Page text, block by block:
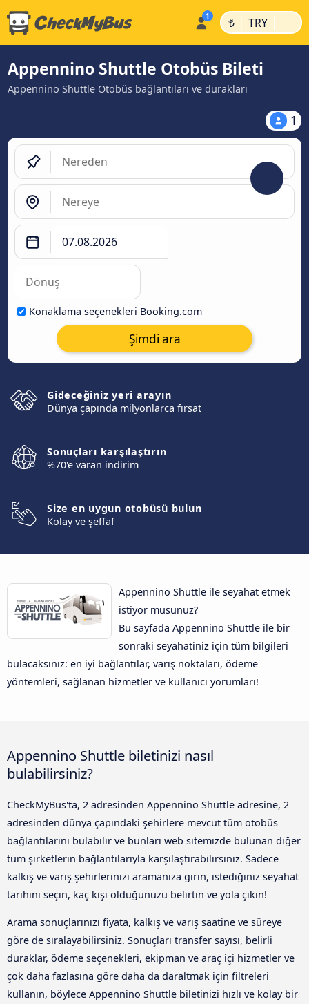
₺ | TRY |
Appennino Shuttle Otobüs Bileti
Appennino Shuttle Otobüs bağlantıları ve durakları
1
Konaklama seçenekleri Booking.com
Şimdi ara
Gideceğiniz yeri arayın
Dünya çapında milyonlarca fırsat
Sonuçları karşılaştırın
%70'e varan indirim
Size en uygun otobüsü bulun
Kolay ve şeffaf
Appennino Shuttle ile seyahat etmek
istiyor musunuz?
Bu sayfada Appennino Shuttle ile bir
sonraki seyahatiniz için tüm bilgileri
bulacaksınız: en iyi bağlantılar, varış noktaları, ödeme
yöntemleri, sağlanan hizmetler ve kullanıcı yorumları!
Appennino Shuttle biletinizi nasıl
bulabilirsiniz?
CheckMyBus'ta, 2 adresinden Appennino Shuttle adresine, 2
adresinden dünya çapındaki şehirlere mevcut tüm otobüs
bağlantılarını bulabilir ve bunları web sitemizde bulunan diğer
tüm şirketlerin bağlantılarıyla karşılaştırabilirsiniz. Sadece
kalkış ve varış şehirlerinizi aramanıza girin, istediğiniz seyahat
tarihini seçin, kaç kişi olduğunuzu belirtin ve yola çıkın!
Arama sonuçlarınızı fiyata, kalkış ve varış saatine ve süreye
göre de sıralayabilirsiniz. Sonuçları transfer sayısı, belirli
duraklar, ödeme seçenekleri, ekipman ve araç içi hizmetler ve
çok daha fazlasına göre daha da daraltmak için filtreleri
kullanın, böylece Appennino Shuttle biletinizi hızlı ve kolay bir